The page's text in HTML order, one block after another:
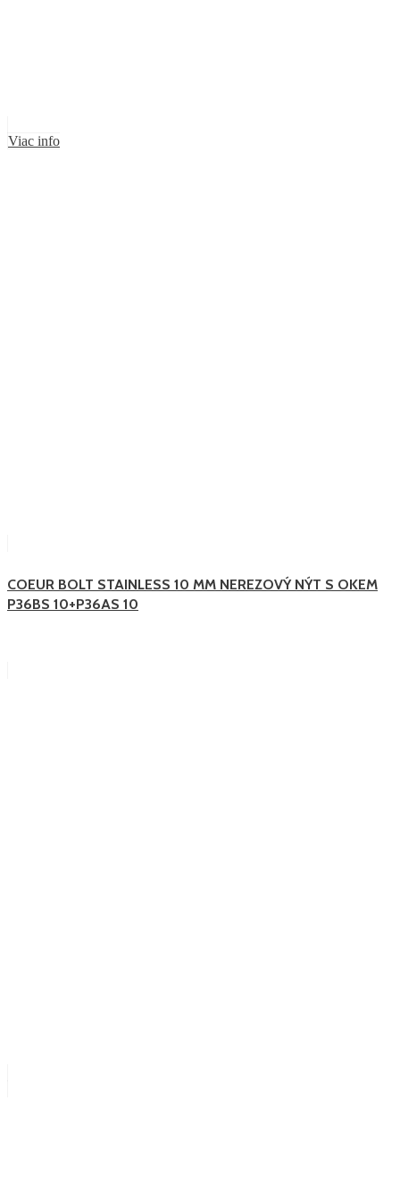
Viac info
COEUR BOLT STAINLESS 10 MM NEREZOVÝ NÝT S OKEM
P36BS 10+P36AS 10